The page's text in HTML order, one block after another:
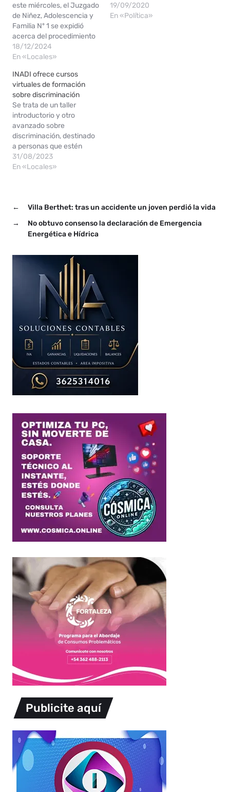
este miércoles, el Juzgado
de Niñez, Adolescencia y
Familia Nº 1 se expidió
acerca del procedimiento
que se tornó viral este
martes. En las imágenes,
nena de seis años fue
“arrancada” de su madre
para ser enviada con sus…
18/12/2024
En «Locales»
19/09/2020
En «Política»
INADI ofrece cursos
virtuales de formación
sobre discriminación
Se trata de un taller
introductorio y otro
avanzado sobre
discriminación, destinado
a personas que estén
interesadas en
introducirse a la
Nacional contra la
Xenofobia y el
Racismo (INADI) abre una
cursos del programa de
formación, de…
31/08/2023
En «Locales»
←
Villa Berthet: tras un accidente un joven perdió la vida
→
No obtuvo consenso la declaración de Emergencia
Energética e Hídrica
Publicite aquí